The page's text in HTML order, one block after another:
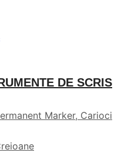
DE SCRIS
Marker, Carioci